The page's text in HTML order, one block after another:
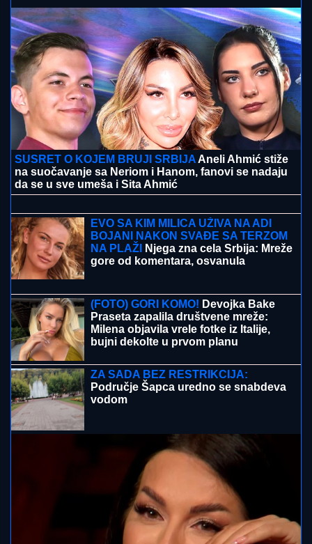
UHAPŠEN VOZAČ KAMIONA KOJI JE POKOSIO
PUTARE!
Određeno mu zadržavanje do 48 sati nakon
stravične nesreće kod Šapca
MLADI ME VOLE, A TO JE NAJVEĆA
NAGRADA:
Dara Bubamara o novoj
publici, ljubavi i planovima (FOTO)
(VIDEO) LEPA BRENA PALA NA
NASTUPU U BUDVISkočili odmah da
joj pomognu - Prija i nova snajka
noći
Dragan Stanković zaprosio Aleksandru nakon TRI
MESECA VEZE, a svi u čudu KOLIKO JE ONA
ZAPRAVO MLAĐA OD NJEGA!
PODELIO PRIZOR IZ PORODIČNE
KUĆE U NOVOM SADU
Ćerka Vera u
kostimu sirene, oduševila sve:
"Salajka ima more"
"MOJA LJUBAV JEDINA NA SVETU"
Dragan Stanković i dalje čuva
uspomene sa Jovanom Jeremić, zbog
jednog detalja svi komentarišu da je
nije preboleo